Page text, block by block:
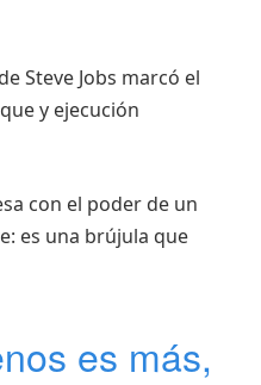
Steve Jobs marcó el
y ejecución
con el poder de un
es una brújula que
es más,